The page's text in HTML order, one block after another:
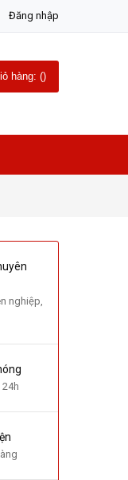
Đăng nhập
hàng: ()
nghiệp,